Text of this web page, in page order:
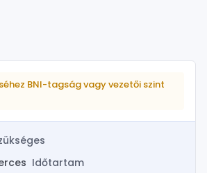
BNI-tagság vagy vezetői szint
Időtartam